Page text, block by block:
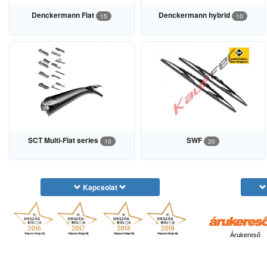
Denckermann Flat 15 Denckermann hybrid 10
SCT Multi-Flat series 10 SWF 20
Kapcsolat
Árukereső